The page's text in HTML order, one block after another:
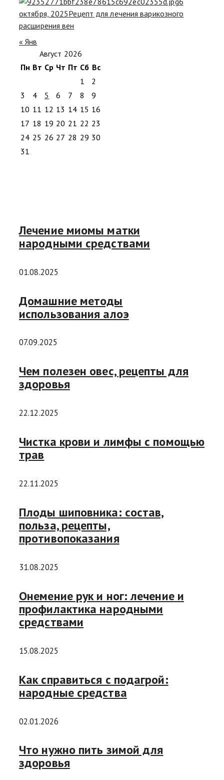
октября, 2025Рецепт для лечения варикозного
расширения вен
« Янв
Август 2026
Пн Вт Ср Чт Пт Сб Вс
1
2
3
4 5 6 7 8
9
10 11 12 13 14 15 16
17 18 19 20 21 22 23
24 25 26 27 28 29 30
31
Лечение миомы матки
народными средствами
01.08.2025
Домашние методы
использования алоэ
07.09.2025
Чем полезен овес, рецепты для
здоровья
22.12.2025
Чистка крови и лимфы с помощью
трав
22.11.2025
Плоды шиповника: состав,
польза, рецепты,
противопоказания
31.08.2025
Онемение рук и ног: лечение и
профилактика народными
средствами
15.08.2025
Как справиться с подагрой:
народные средства
02.01.2026
Что нужно пить зимой для
здоровья